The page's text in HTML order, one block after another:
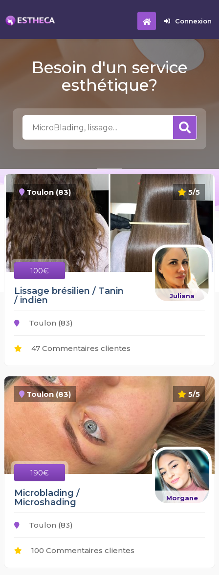
Connexion
Besoin d'un service
esthétique?
5/5
Toulon (83)
100€
Juliana
Lissage brésilien / Tanin
/ indien
Toulon (83)
47 Commentaires clientes
5/5
Toulon (83)
190€
Morgane
Microblading /
Microshading
Toulon (83)
100 Commentaires clientes